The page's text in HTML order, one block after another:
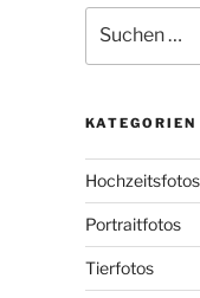
nach:
KATEGORIEN
Hochzeitsfotos
Portraitfotos
Tierfotos